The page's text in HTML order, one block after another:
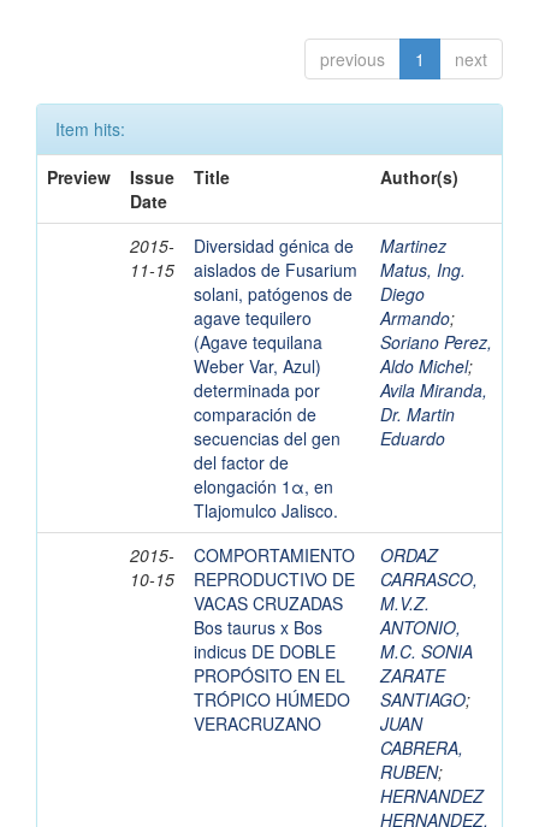
previous 1 next
Item hits:
Preview
Issue
Date
Title Author(s)
2015-
11-15
Diversidad génica de
aislados de Fusarium
solani, patógenos de
agave tequilero
(Agave tequilana
Weber Var, Azul)
determinada por
comparación de
secuencias del gen
del factor de
elongación 1α, en
Tlajomulco Jalisco.
Martinez
Matus, Ing.
Diego
Armando;
Soriano Perez,
Aldo Michel;
Avila Miranda,
Dr. Martin
Eduardo
2015-
10-15
COMPORTAMIENTO
REPRODUCTIVO DE
VACAS CRUZADAS
Bos taurus x Bos
indicus DE DOBLE
PROPÓSITO EN EL
TRÓPICO HÚMEDO
VERACRUZANO
ORDAZ
CARRASCO,
M.V.Z.
ANTONIO,
M.C. SONIA
ZARATE
SANTIAGO;
JUAN
CABRERA,
RUBEN;
HERNANDEZ
HERNANDEZ,